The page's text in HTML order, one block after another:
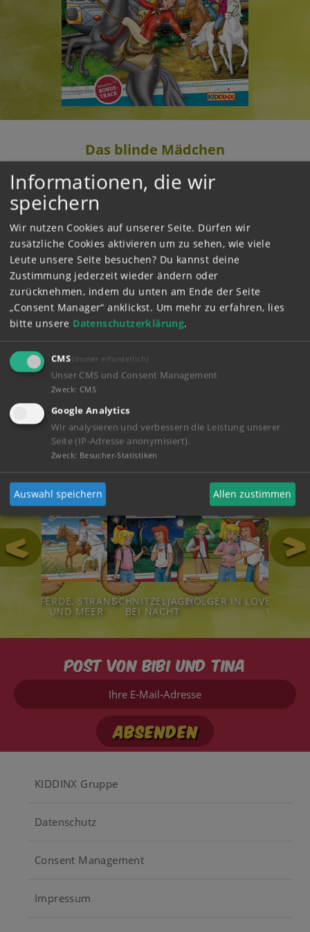
Das blinde Mädchen
2022
Ein blindes Mädchen kommt auf den
Martinshof. Lara wurde durch einen Unfall
traumatisiert und traut sich schon länger nicht
mehr in den Sattel. Aber nun will sie wieder
reiten. Bibi und Tina sollen ihr dabei helfen, das
Trauma zu überwinden. Das scheint auch
tatsächlich zu klappen, doch dann gibt es leider
einen Rückschlag.
ABSPIELEN
Hörspiele
111 124
PFERDE, STRAND
UND MEER
123
SCHNITZELJAGD
BEI NACHT
122
HOLGER IN LOVE
Post von Bibi und Tina
Ihre
Mail-
Footer
KIDDINX Gruppe
Datenschutz
Consent Management
Impressum
Informationen, die wir
speichern
Wir nutzen Cookies auf unserer Seite. Dürfen wir
zusätzliche Cookies aktivieren um zu sehen, wie viele
Leute unsere Seite besuchen? Du kannst deine
Zustimmung jederzeit wieder ändern oder
zurücknehmen, indem du unten am Ende der Seite
„Consent Manager“ anklickst. Um mehr zu erfahren, lies
bitte unsere Datenschutzerklärung.
CMS (immer erforderlich)
Unser CMS und Consent Management
Zweck: CMS
Google Analytics
Wir analysieren und verbessern die Leistung unserer
Seite (IP-Adresse anonymisiert).
Zweck: Besucher-Statistiken
Auswahl speichern Allen zustimmen